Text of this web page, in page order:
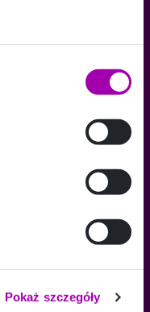
Pokaż szczegóły